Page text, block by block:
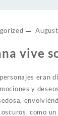
vive
eran
y
como